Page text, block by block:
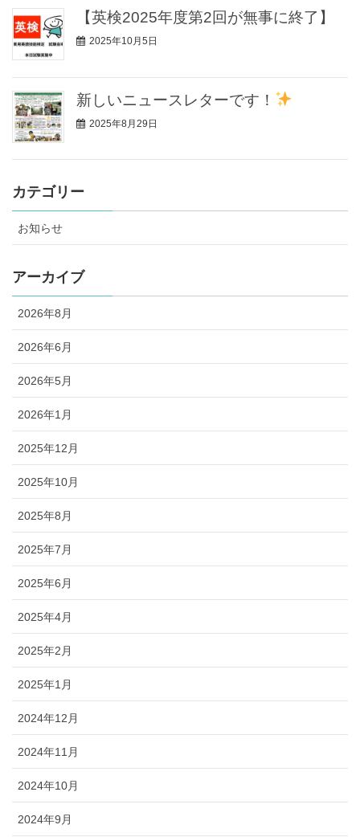
【英検2025年度第2回が無事に終了】
2025年10月5日
新しいニュースレターです！
2025年8月29日
カテゴリー
お知らせ
アーカイブ
2026年8月
2026年6月
2026年5月
2026年1月
2025年12月
2025年10月
2025年8月
2025年7月
2025年6月
2025年4月
2025年2月
2025年1月
2024年12月
2024年11月
2024年10月
2024年9月